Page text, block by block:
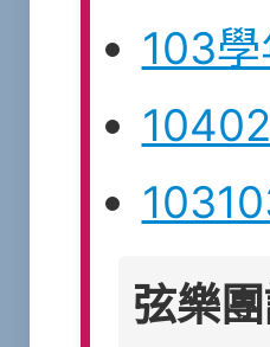
103
弦樂